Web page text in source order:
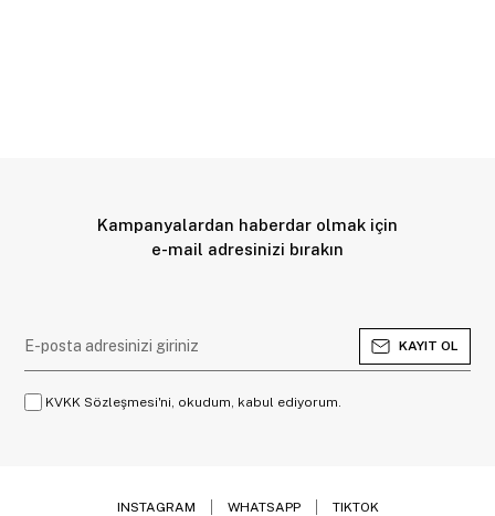
Kampanyalardan haberdar olmak için
e-mail adresinizi bırakın
KAYIT OL
KVKK Sözleşmesi'ni, okudum, kabul ediyorum.
INSTAGRAM WHATSAPP TIKTOK